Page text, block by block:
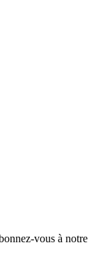
vous à notre